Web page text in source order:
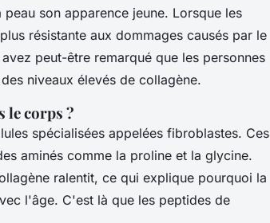
son apparence jeune. Lorsque les
résistante aux dommages causés par le
peut-être remarqué que les personnes
niveaux élevés de collagène.
le corps ?
spécialisées appelées fibroblastes. Ces
aminés comme la proline et la glycine.
ralentit, ce qui explique pourquoi la
l'âge. C'est là que les peptides de